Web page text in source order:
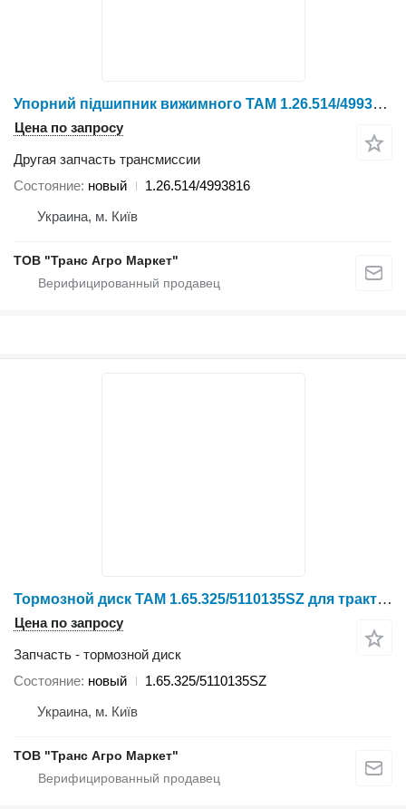
Упорний підшипник вижимного TAM 1.26.514/4993816 для трактора колесного YTO X804/X904/LX954/NLX1024/NLX1054/X1204/NLX1304/NLX1404
Цена по запросу
Другая запчасть трансмиссии
Состояние новый
1.26.514/4993816
Украина, м. Київ
ТОВ "Транс Агро Маркет"
Тормозной диск TAM 1.65.325/5110135SZ для трактора колесного
Цена по запросу
Запчасть - тормозной диск
Состояние новый
1.65.325/5110135SZ
Украина, м. Київ
ТОВ "Транс Агро Маркет"